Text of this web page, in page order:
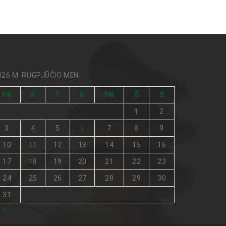
M. RUGPJŪČIO MĖN.
PR A T K PN Š S
1 2
3 4 5 6 7 8 9
10 11 12 13 14 15 16
17 18 19 20 21 22 23
24 25 26 27 28 29 30
31